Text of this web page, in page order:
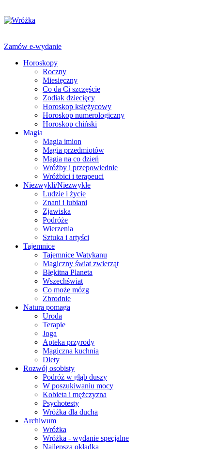
Zamów e-wydanie
Horoskopy
Roczny
Miesięczny
Co da Ci szczęście
Zodiak dziecięcy
Horoskop księżycowy
Horoskop numerologiczny
Horoskop chiński
Magia
Magia imion
Magia przedmiotów
Magia na co dzień
Wróżby i przepowiednie
Wróżbici i terapeuci
Niezwykli/Niezwykłe
Ludzie i życie
Znani i lubiani
Zjawiska
Podróże
Wierzenia
Sztuka i artyści
Tajemnice
Tajemnice Watykanu
Magiczny świat zwierząt
Błękitna Planeta
Wszechświat
Co może mózg
Zbrodnie
Natura pomaga
Uroda
Terapie
Joga
Apteka przyrody
Magiczna kuchnia
Diety
Rozwój osobisty
Podróż w głąb duszy
W poszukiwaniu mocy
Kobieta i mężczyzna
Psychotesty
Wróżka dla ducha
Archiwum
Wróżka
Wróżka - wydanie specjalne
Najlepsza okładka